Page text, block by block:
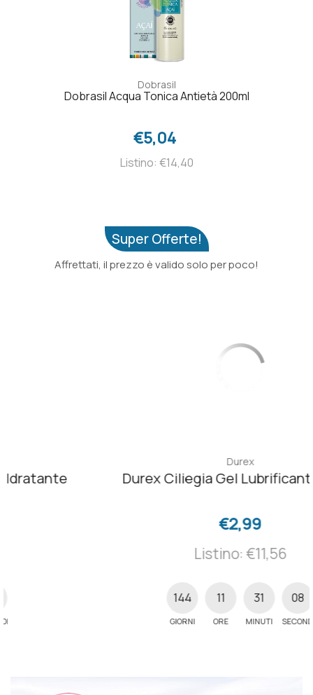
Dobrasil
Dobrasil Acqua Tonica Antietà 200ml
€5,04
Listino: €14,40
Super Offerte!
Affrettati, il prezzo è valido solo per poco!
Durex Ciliegia Gel Lubrificante 50 ml
Listino: €11,56
31
MINUTI
07
SECONDI